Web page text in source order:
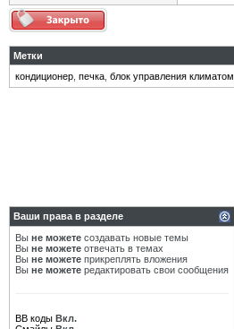
Метки
кондиционер печка блок управления климатом
Ваши права в разделе
Вы не можете создавать новые темы
Вы не можете отвечать в темах
Вы не можете прикреплять вложения
Вы не можете редактировать свои сообщения
BB коды Вкл.